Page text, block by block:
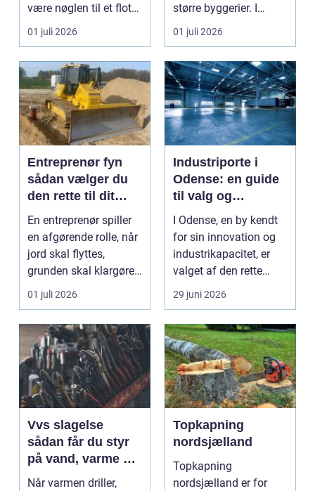
være nøglen til et flot
resultat, d...
01 juli 2026
større byggerier. I
Nordjylland...
01 juli 2026
Entreprenør fyn
sådan vælger du
den rette til dit
projekt
En entreprenør spiller
en afgørende rolle, når
jord skal flyttes,
grunden skal klargøres,
eller der ...
01 juli 2026
Industriporte i
Odense: en guide
til valg og
installation
I Odense, en by kendt
for sin innovation og
industrikapacitet, er
valget af den rette
industriport a...
29 juni 2026
Vvs slagelse
sådan får du styr
på vand, varme og
energi i din bolig
Når varmen driller,
Topkapning
nordsjælland
Topkapning
nordsjælland er for